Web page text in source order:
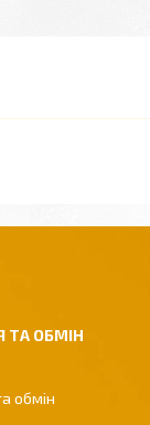
ТА ОБМІН
обмін